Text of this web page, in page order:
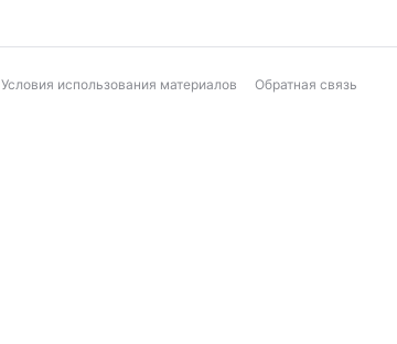
Условия использования материалов Обратная связь